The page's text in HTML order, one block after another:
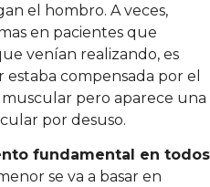
el hombro. A veces,
en pacientes que
venían realizando, es
compensada por el
pero aparece una
por desuso.
fundamental en todos
se va a basar en